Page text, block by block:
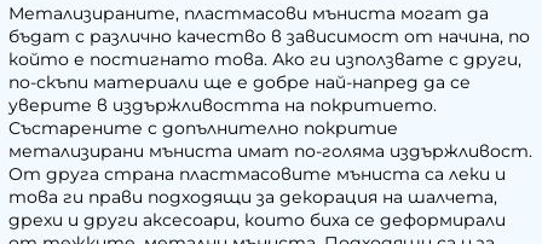
Метализираните, пластмасови мъниста могат да
бъдат с различно качество в зависимост от начина, по
който е постигнато това. Ако ги използвате с други,
по-скъпи материали ще е добре най-напред да се
уверите в издържливостта на покритието.
Състарените с допълнително покритие
метализирани мъниста имат по-голяма издържливост.
От друга страна пластмасовите мъниста са леки и
това ги прави подходящи за декорация на шалчета,
дрехи и други аксесоари, които биха се деформирали